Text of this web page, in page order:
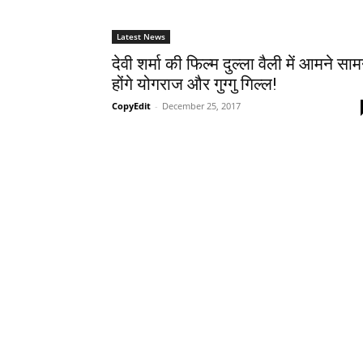
Latest News
देवी शर्मा की फिल्म दुल्ला वैली में आमने
होंगे योगराज और गुग्गु गिल्ल!
CopyEdit - December 25, 2017